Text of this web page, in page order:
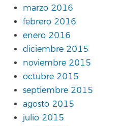
marzo 2016
febrero 2016
enero 2016
diciembre 2015
noviembre 2015
octubre 2015
septiembre 2015
agosto 2015
julio 2015